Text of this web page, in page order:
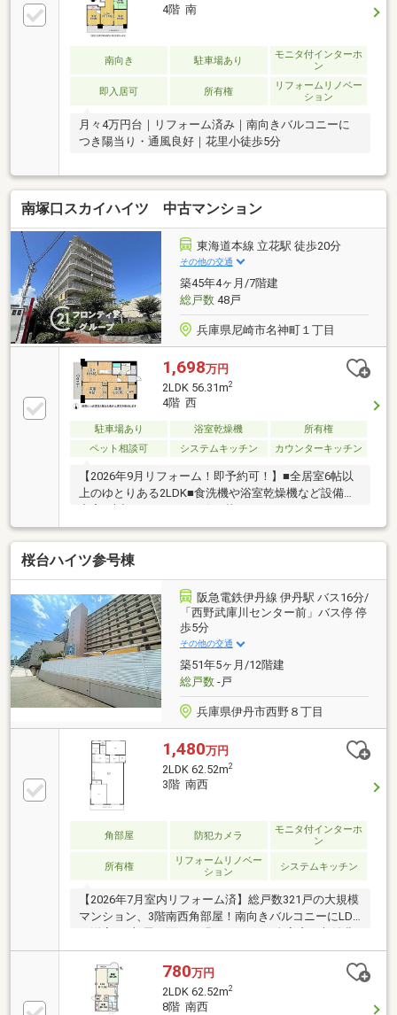
4階 南
南向き 駐車場あり
モニタ付インターホ
ン
即入居可 所有権
リフォームリノベー
ション
月々4万円台｜リフォーム済み｜南向きバルコニーに
つき陽当り・通風良好｜花里小徒歩5分
南塚口スカイハイツ 中古マンション
東海道本線 立花駅 徒歩20分
その他の交通
築45年4ヶ月/7階建
総戸数48戸
兵庫県尼崎市名神町１丁目
1,698万円
2LDK 56.31m2
4階 西
駐車場あり 浴室乾燥機
所有権
ペット相談可
システムキッチン カウンターキッチン
【2026年9月リフォーム！即予約可！】■全居室6帖以
上のゆとりある2LDK■食洗機や浴室乾燥機など設備が
ション■4階部分につき通風良好
桜台ハイツ参号棟
阪急電鉄伊丹線 伊丹駅 バス16分/
「西野武庫川センター前」バス停 停
歩5分
その他の交通
築51年5ヶ月/12階建
総戸数-戸
兵庫県伊丹市西野８丁目
1,480万円
2LDK 62.52m2
3階 南西
角部屋 防犯カメラ
モニタ付インターホ
ン
所有権
リフォームリノベー
ション
システムキッチン
【2026年7月室内リフォーム済】総戸数321戸の大規模
マンション、3階南西角部屋！南向きバルコニーにLDK
富で、公園徒歩2分と子育て環境も良好♪
780万円
2LDK 62.52m2
8階 南西